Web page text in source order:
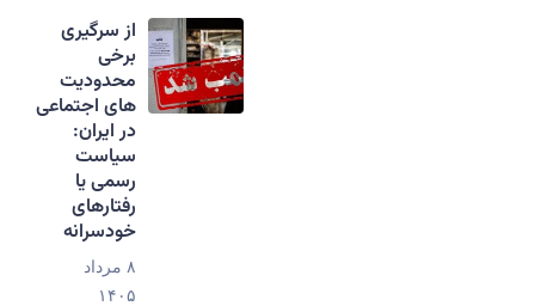
از سرگیری
برخی
محدودیت
های اجتماعی
در ایران:
سیاست
رسمی یا
رفتارهای
خودسرانه
۸ مرداد
۱۴۰۵